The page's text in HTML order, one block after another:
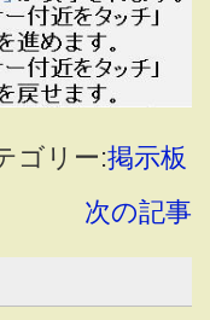
ゴリー:掲示板
次の記事